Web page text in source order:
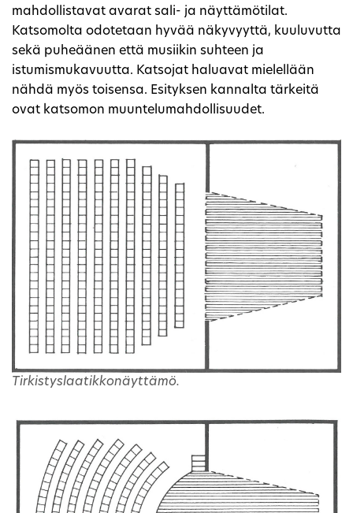
mahdollistavat avarat sali- ja näyttämötilat.
Katsomolta odotetaan hyvää näkyvyyttä, kuuluvutta
sekä puheäänen että musiikin suhteen ja
istumismukavuutta. Katsojat haluavat mielellään
nähdä myös toisensa. Esityksen kannalta tärkeitä
ovat katsomon muuntelumahdollisuudet.
Tirkistyslaatikkonäyttämö.